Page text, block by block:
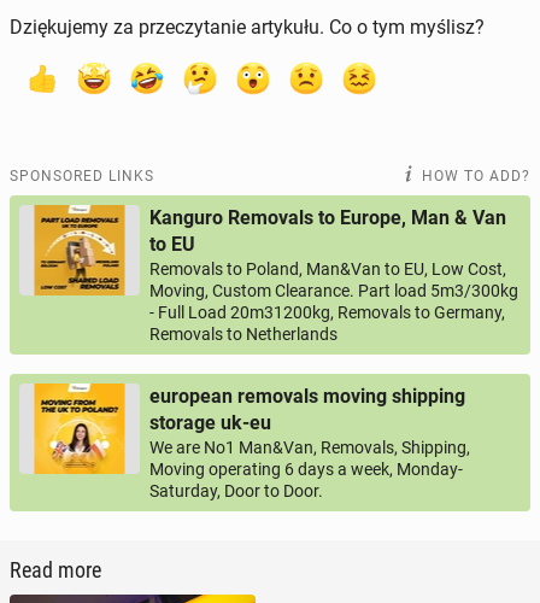
Dziękujemy za przeczytanie artykułu. Co o tym myślisz?
SPONSORED LINKS HOW TO ADD?
Kanguro Removals to Europe, Man & Van
to EU
Removals to Poland, Man&Van to EU, Low Cost,
Moving, Custom Clearance. Part load 5m3/300kg
- Full Load 20m31200kg, Removals to Germany,
Removals to Netherlands
european removals moving shipping
storage uk-eu
We are No1 Man&Van, Removals, Shipping,
Moving operating 6 days a week, Monday-
Saturday, Door to Door.
Read more